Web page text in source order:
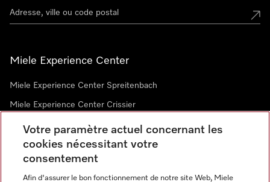
Miele Experience Center
Miele Experience Center Spreitenbach
Miele Experience Center Crissier
Newsletter
Votre paramètre actuel concernant les
cookies nécessitant votre
consentement
Afin d'assurer le bon fonctionnement de notre site Web, Miele